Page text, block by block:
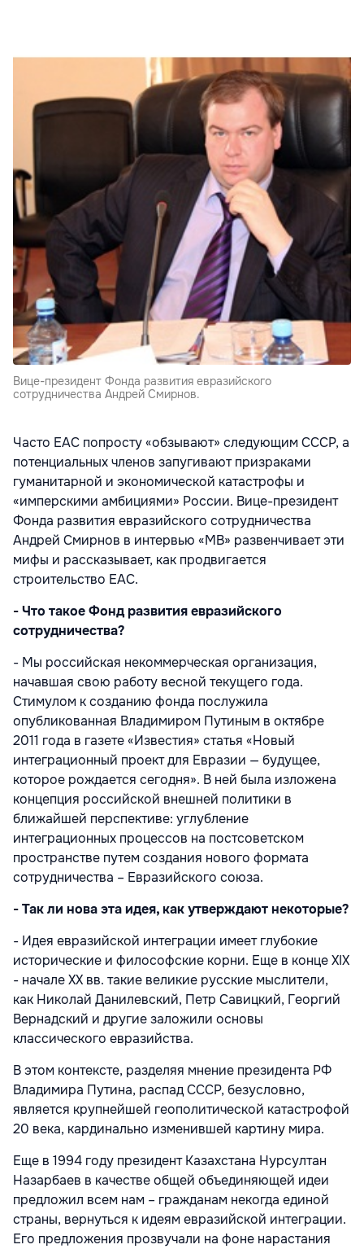
Вице-президент Фонда развития евразийского
сотрудничества Андрей Смирнов.
Часто ЕАС попросту «обзывают» следующим СССР, а
потенциальных членов запугивают призраками
гуманитарной и экономической катастрофы и
«имперскими амбициями» России. Вице-президент
Фонда развития евразийского сотрудничества
Андрей Смирнов в интервью «МВ» развенчивает эти
мифы и рассказывает, как продвигается
строительство ЕАС.
- Что такое Фонд развития евразийского
сотрудничества?
- Мы российская некоммерческая организация,
начавшая свою работу весной текущего года.
Стимулом к созданию фонда послужила
опубликованная Владимиром Путиным в октябре
2011 года в газете «Известия» статья «Новый
интеграционный проект для Евразии — будущее,
которое рождается сегодня». В ней была изложена
концепция российской внешней политики в
ближайшей перспективе: углубление
интеграционных процессов на постсоветском
пространстве путем создания нового формата
сотрудничества – Евразийского союза.
- Так ли нова эта идея, как утверждают некоторые?
- Идея евразийской интеграции имеет глубокие
исторические и философские корни. Еще в конце XIX
- начале XX вв. такие великие русские мыслители,
как Николай Данилевский, Петр Савицкий, Георгий
Вернадский и другие заложили основы
классического евразийства.
В этом контексте, разделяя мнение президента РФ
Владимира Путина, распад СССР, безусловно,
является крупнейшей геополитической катастрофой
20 века, кардинально изменившей картину мира.
Еще в 1994 году президент Казахстана Нурсултан
Назарбаев в качестве общей объединяющей идеи
предложил всем нам – гражданам некогда единой
страны, вернуться к идеям евразийской интеграции.
Его предложения прозвучали на фоне нарастания